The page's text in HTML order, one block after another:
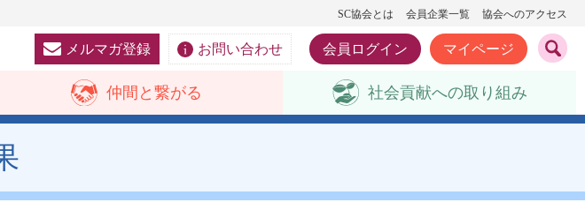
SC協会とは 会員企業一覧 協会へのアクセス
メルマガ登録 お問い合わせ 会員ログイン マイページ
仲間と 繋がる 社会貢献への取り組み